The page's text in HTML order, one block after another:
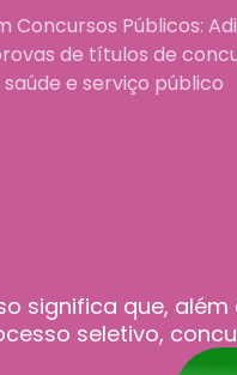
Concursos Públicos:
de títulos de
e serviço público
significa que,
seletivo,